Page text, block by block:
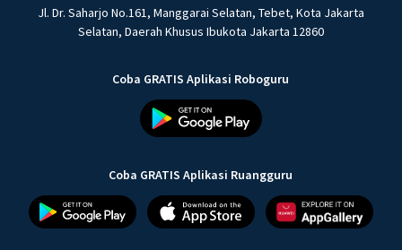
Jl. Dr. Saharjo No.161, Manggarai Selatan, Tebet, Kota Jakarta
Selatan, Daerah Khusus Ibukota Jakarta 12860
Coba GRATIS Aplikasi Roboguru
Coba GRATIS Aplikasi Ruangguru